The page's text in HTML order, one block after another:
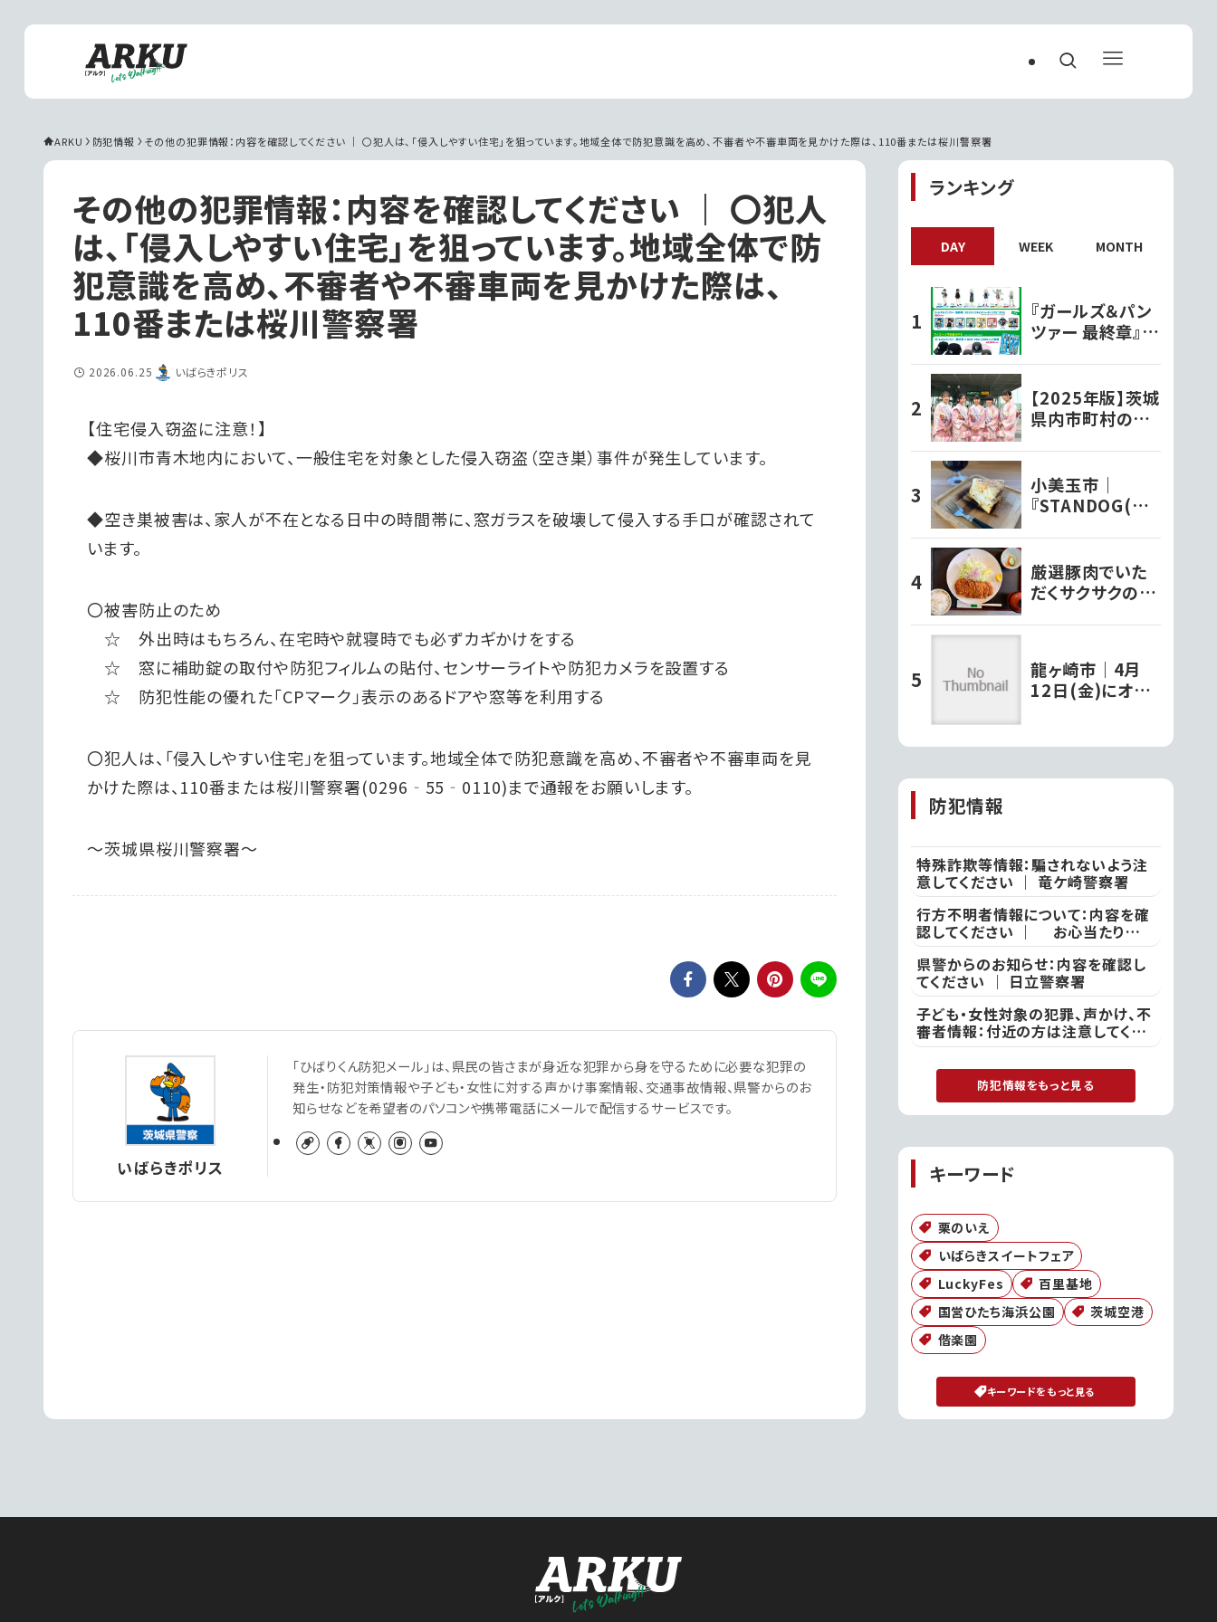
ARKU 防犯情報 その他の犯罪情報：内容を確認してください ｜ 〇犯人は、「侵入しやすい住宅」を狙っています。地域全体で防犯意識を高め、不審者や不審車両を見かけた際は、110番または桜川警察署
その他の犯罪情報：内容を確認してください ｜ 〇犯人
は、「侵入しやすい住宅」を狙っています。地域全体で防
犯意識を高め、不審者や不審車両を見かけた際は、
110番または桜川警察署
2026.06.25 いばらきポリス
【住宅侵入窃盗に注意！】
◆桜川市青木地内において、一般住宅を対象とした侵入窃盗（空き巣）事件が発生しています。
◆空き巣被害は、家人が不在となる日中の時間帯に、窓ガラスを破壊して侵入する手口が確認されて
います。
〇被害防止のため
☆ 外出時はもちろん、在宅時や就寝時でも必ずカギかけをする
☆ 窓に補助錠の取付や防犯フィルムの貼付、センサーライトや防犯カメラを設置する
☆ 防犯性能の優れた「CPマーク」表示のあるドアや窓等を利用する
〇犯人は、「侵入しやすい住宅」を狙っています。地域全体で防犯意識を高め、不審者や不審車両を見
かけた際は、110番または桜川警察署(0296‐55‐0110)まで通報をお願いします。
〜茨城県桜川警察署〜
いばらきポリス
「ひばりくん防犯メール」は、県民の皆さまが身近な犯罪から身を守るために必要な犯罪の
発生・防犯対策情報や子ども・女性に対する声かけ事案情報、交通事故情報、県警からのお
知らせなどを希望者のパソコンや携帯電話にメールで配信するサービスです。
ランキング
DAY WEEK MONTH
『ガールズ＆パン
ツァー 最終章』オ
種ファミリーマー
トで発売開始!!
【2025年版】茨城
県内市町村の観
介！
小美玉市｜
『STANDOG(ス
ただく絶品チーズ
ケーキ!!
厳選豚肉でいた
だくサクサクのと
かつ文久】
龍ヶ崎市｜4月
12日(金)にオー
ープ』で堪能する
パリッとモチモチ
防犯情報
特殊詐欺等情報：騙されないよう注
意してください ｜ 竜ケ崎警察署
行方不明者情報について：内容を確
認してください ｜ お心当たりの
ある方は、ひたちなか警察署
県警からのお知らせ：内容を確認し
てください ｜ 日立警察署
子ども・女性対象の犯罪、声かけ、不
審者情報：付近の方は注意してくだ
さい ｜ 土浦警察署
防犯情報をもっと見る
キーワード
栗のいえ
いばらきスイートフェア
LuckyFes
百里基地
国営ひたち海浜公園
茨城空港
偕楽園
キーワードをもっと見る